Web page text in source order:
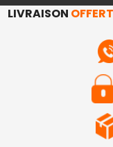
LIVRAISON